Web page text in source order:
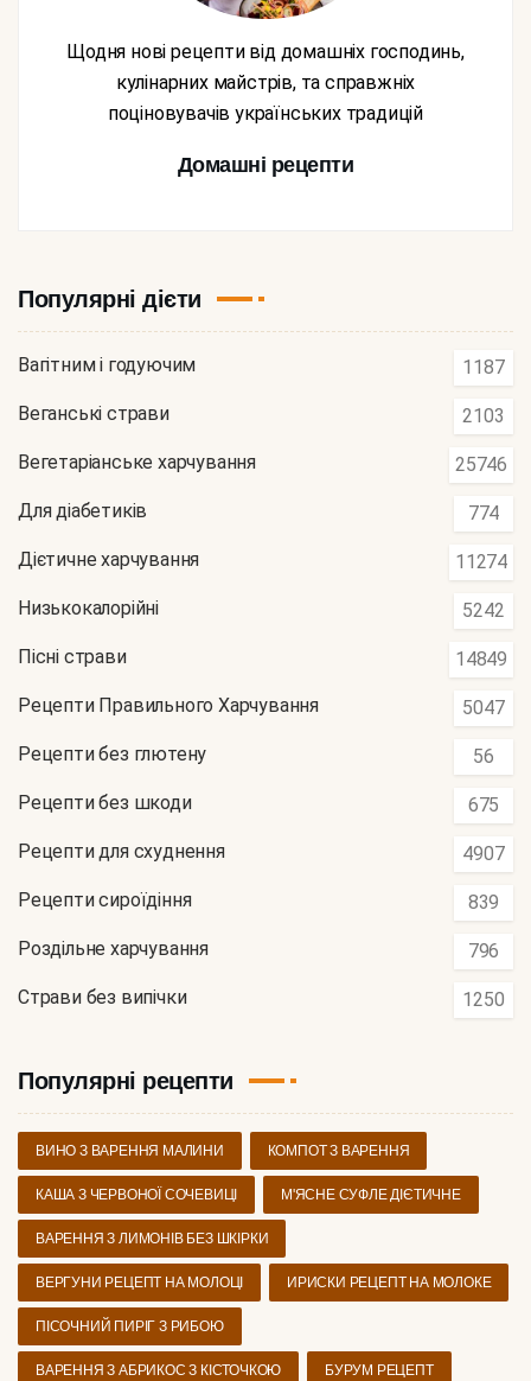
Щодня нові рецепти від домашніх господинь,
кулінарних майстрів, та справжніх
поціновувачів українських традицій
Домашні рецепти
Популярні дієти
Вагітним і годуючим 1187
Веганські страви 2103
Вегетаріанське харчування 25746
Для діабетиків 774
Дієтичне харчування 11274
Низькокалорійні 5242
Пісні страви 14849
Рецепти Правильного Харчування 5047
Рецепти без глютену 56
Рецепти без шкоди 675
Рецепти для схуднення 4907
Рецепти сироїдіння 839
Роздільне харчування 796
Страви без випічки 1250
Популярні рецепти
ВИНО З ВАРЕННЯ МАЛИНИ КОМПОТ З ВАРЕННЯ
КАША З ЧЕРВОНОЇ СОЧЕВИЦІ М'ЯСНЕ СУФЛЕ ДІЄТИЧНЕ
ВАРЕННЯ З ЛИМОНІВ БЕЗ ШКІРКИ
ВЕРГУНИ РЕЦЕПТ НА МОЛОЦІ ИРИСКИ РЕЦЕПТ НА МОЛОКЕ
ПІСОЧНИЙ ПИРІГ З РИБОЮ
ВАРЕННЯ З АБРИКОС З КІСТОЧКОЮ БУРУМ РЕЦЕПТ